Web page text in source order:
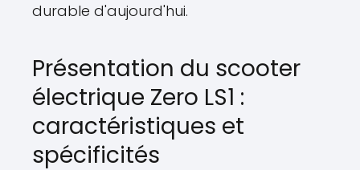
durable d'aujourd'hui.
Présentation du scooter
électrique Zero LS1 :
caractéristiques et
spécificités